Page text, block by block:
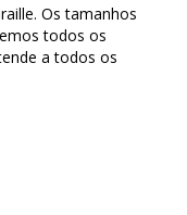
Os tamanhos
todos os
a todos os